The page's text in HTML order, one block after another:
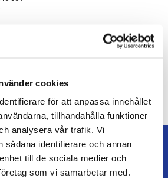
cookies
för att anpassa innehållet
tillhandahålla funktioner
analysera vår trafik. Vi
sådana identifierare och annan
till de sociala medier och
som vi samarbetar med.